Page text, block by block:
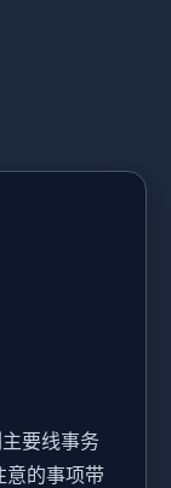
要线事务
意的事项带